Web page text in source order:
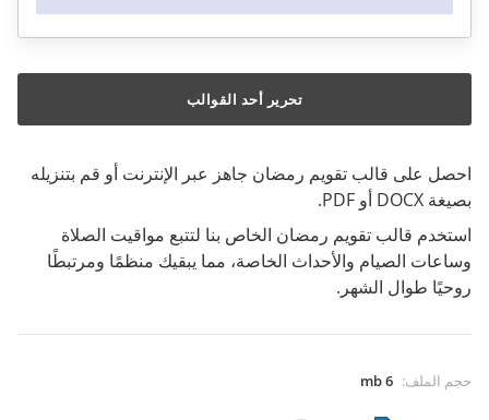
احصل على قالب تقويم رمضان جاهز عبر الإنترنت أو قم بتنزيله
بصيغة DOCX أو PDF.
استخدم قالب تقويم رمضان الخاص بنا لتتبع مواقيت الصلاة
وساعات الصيام والأحداث الخاصة، مما يبقيك منظمًا ومرتبطًا
روحيًا طوال الشهر.
حجم الملف:
6 mb
تحرير أحد القوالب